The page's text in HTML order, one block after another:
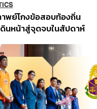
พย์โกงข้อสอบท้องถิ่น
นหน้าสู่จุดจบในสัปดาห์